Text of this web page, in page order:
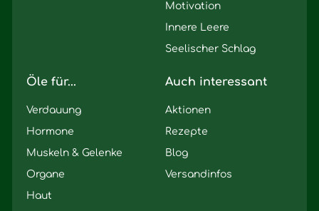
Motivation
Innere Leere
Seelischer Schlag
Öle für...
Verdauung
Hormone
Muskeln & Gelenke
Organe
Haut
Auch interessant
Aktionen
Rezepte
Blog
Versandinfos